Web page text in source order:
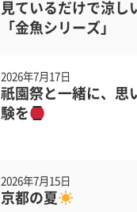
見ているだけで涼し
「金魚シリーズ」
2026年7月17日
祇園祭と一緒に、思
験を
2026年7月15日
京都の夏